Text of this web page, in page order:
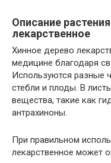
Описание
лекарственное
Хинное дерево
медицине благодаря
Используются разные
стебли и плоды. В
вещества, такие как
антрахиноны.
При правильном
лекарственное может